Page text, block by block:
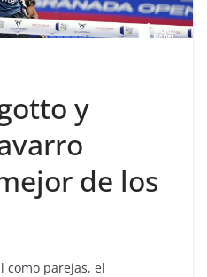
y
de los
como parejas, el